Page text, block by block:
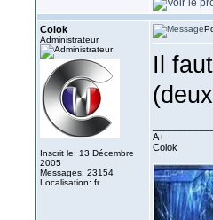
Colok
Administrateur
Inscrit le: 13 Décembre
2005
Messages: 23154
Localisation: fr
Il
A+
Colok